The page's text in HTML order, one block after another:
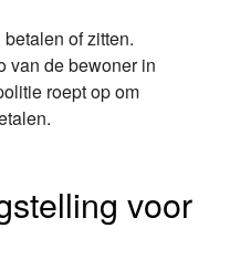
of zitten.
van de bewoner in
roept op om
voor